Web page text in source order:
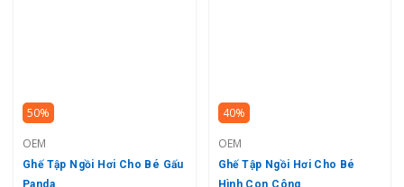
50%
OEM
Ghế Tập Ngồi Hơi Cho Bé Gấu
Panda
40%
OEM
Ghế Tập Ngồi Hơi Cho Bé
Hình Con Công